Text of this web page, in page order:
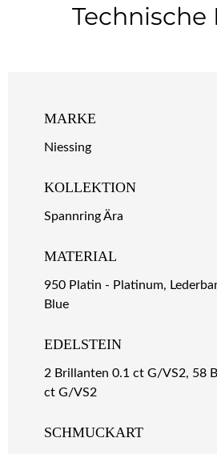
Technische
MARKE
Niessing
KOLLEKTION
Spannring Ära
MATERIAL
950 Platin - Platinum,
Blue
EDELSTEIN
2 Brillanten 0.1 ct G/VS2, 58
ct G/VS2
SCHMUCKART